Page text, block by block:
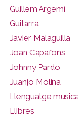
Guillem Argemí
Guitarra
Javier Malaguilla
Joan Capafons
Johnny Pardo
Juanjo Molina
Llenguatge
Llibres